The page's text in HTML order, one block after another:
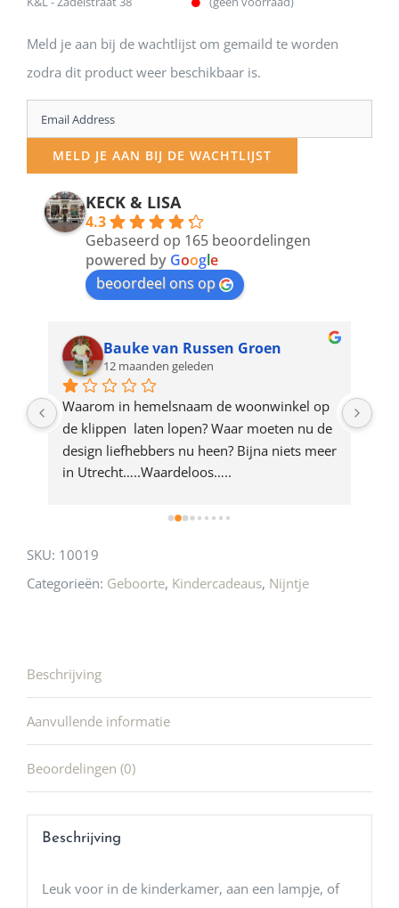
Meld je aan bij de wachtlijst om gemaild te worden
zodra dit product weer beschikbaar is.
Enter
your
email
address
product
MELD JE AAN BIJ DE WACHTLIJST
KECK & LISA
4.3
Gebaseerd op 165 beoordelingen
powered by Google
beoordeel ons op
Bauke van Russen Groen
12 maanden geleden
Waarom in hemelsnaam de woonwinkel op
de klippen  laten lopen? Waar moeten nu de
design liefhebbers nu heen? Bijna niets meer
in Utrecht…..Waardeloos…..
SKU: 10019
Categorieën: Geboorte, Kindercadeaus, Nijntje
Beschrijving
Aanvullende informatie
Beoordelingen (0)
Beschrijving
Leuk voor in de kinderkamer, aan een lampje, of